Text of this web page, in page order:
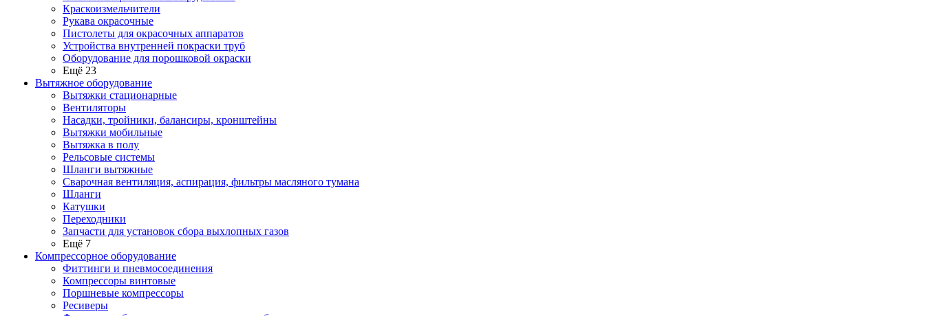
Краскоизмельчители
Рукава окрасочные
Пистолеты для окрасочных аппаратов
Устройства внутренней покраски труб
Оборудование для порошковой окраски
Ещё 23
Вытяжное оборудование
Вытяжки стационарные
Вентиляторы
Насадки, тройники, балансиры, кронштейны
Вытяжки мобильные
Вытяжка в полу
Рельсовые системы
Шланги вытяжные
Сварочная вентиляция, аспирация, фильтры масляного тумана
Шланги
Катушки
Переходники
Запчасти для установок сбора выхлопных газов
Ещё 7
Компрессорное оборудование
Фиттинги и пневмосоединения
Компрессоры винтовые
Поршневые компрессоры
Ресиверы